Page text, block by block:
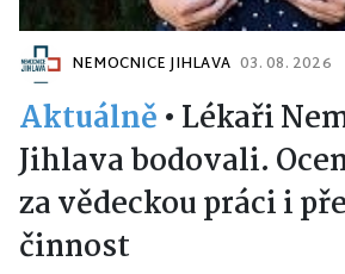
NEMOCNICE JIHLAVA 03. 08. 2026
Aktuálně • Lékaři
Jihlava bodovali.
za vědeckou práci i
činnost